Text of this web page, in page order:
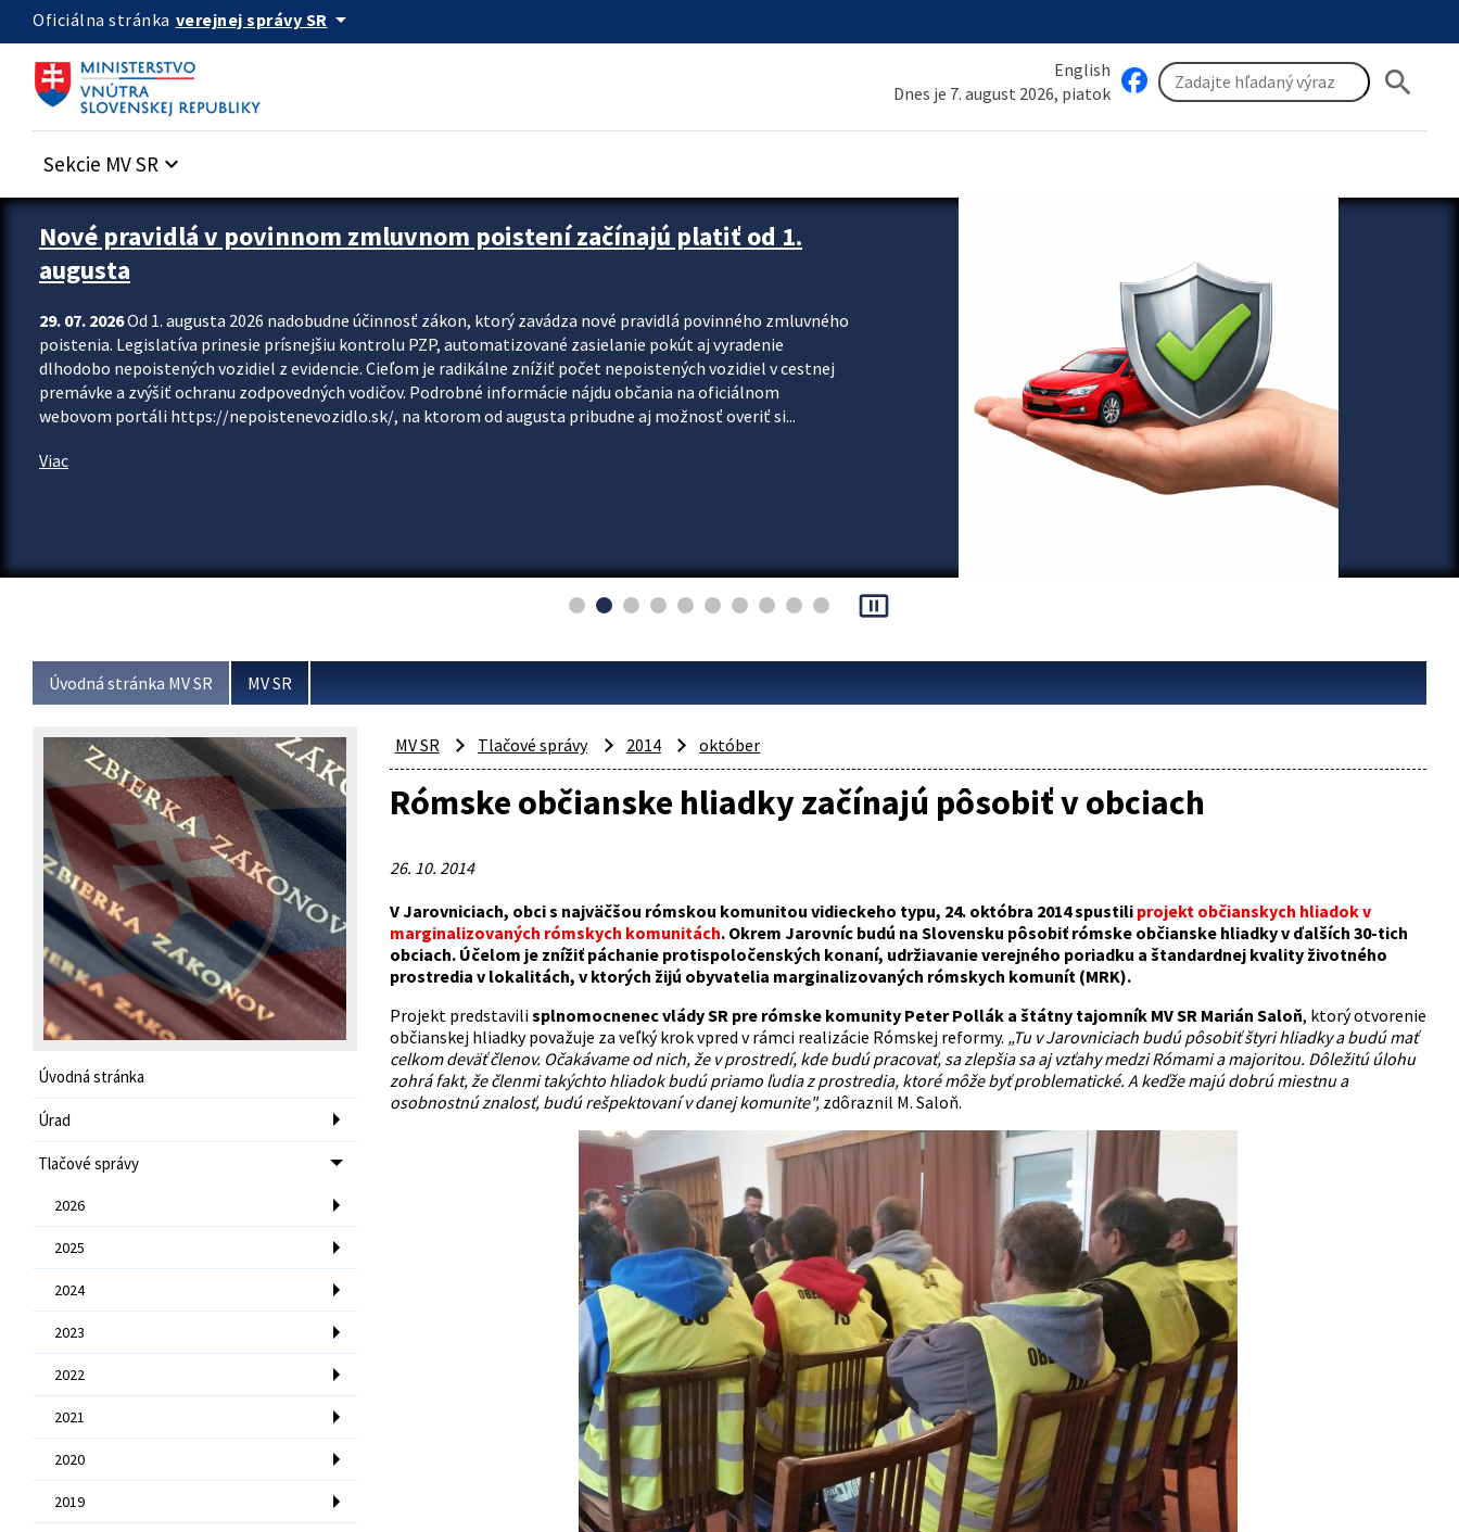
Preskocit na hlavný obsah
Oficiálna stránka verejnej správy SR arrow_drop_down
English
Dnes je 7. august 2026, piatok
search
Sekcie MV SR keyboard_arrow_down
Zastavit automatický posun upútavok
Nové pravidlá v povinnom zmluvnom poistení začínajú platiť od 1.
augusta
29. 07. 2026Od 1. augusta 2026 nadobudne účinnosť zákon, ktorý zavádza nové pravidlá povinného zmluvného
poistenia. Legislatíva prinesie prísnejšiu kontrolu PZP, automatizované zasielanie pokút aj vyradenie
dlhodobo nepoistených vozidiel z evidencie. Cieľom je radikálne znížiť počet nepoistených vozidiel v cestnej
premávke a zvýšiť ochranu zodpovedných vodičov. Podrobné informácie nájdu občania na oficiálnom
webovom portáli https://nepoistenevozidlo.sk/, na ktorom od augusta pribudne aj možnosť overiť si...
Viac
pause_presentation
Úvodná stránka MV SR MV SR
Úvodná stránka
Úrad
Tlačové správy
2026
2025
2024
2023
2022
2021
2020
2019
MV SR Tlačové správy 2014 október
Rómske občianske hliadky začínajú pôsobiť v obciach
26. 10. 2014
V Jarovniciach, obci s najväčšou rómskou komunitou vidieckeho typu, 24. októbra 2014 spustili projekt občianskych hliadok v
marginalizovaných rómskych komunitách. Okrem Jarovníc budú na Slovensku pôsobiť rómske občianske hliadky v ďalších 30-tich
obciach. Účelom je znížiť páchanie protispoločenských konaní, udržiavanie verejného poriadku a štandardnej kvality životného
prostredia v lokalitách, v ktorých žijú obyvatelia marginalizovaných rómskych komunít (MRK).
Projekt predstavilisplnomocnenec vlády SR pre rómske komunity Peter Pollák a štátny tajomník MV SR Marián Saloň, ktorý otvorenie
občianskej hliadky považuje za veľký krok vpred v rámci realizácie Rómskej reformy. „Tu v Jarovniciach budú pôsobiť štyri hliadky a budú mať
celkom deväť členov. Očakávame od nich, že v prostredí, kde budú pracovať, sa zlepšia sa aj vzťahy medzi Rómami a majoritou. Dôležitú úlohu
zohrá fakt, že členmi takýchto hliadok budú priamo ľudia z prostredia, ktoré môže byť problematické. A keďže majú dobrú miestnu a
osobnostnú znalosť, budú rešpektovaní v danej komunite", zdôraznil M. Saloň.